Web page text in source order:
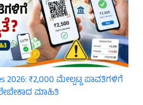
2026: ₹2,000 ಮೇಲ್ಪಟ್ಟ ಪಾವತಿಗಳಿಗೆ
ಮಾಹಿತಿ